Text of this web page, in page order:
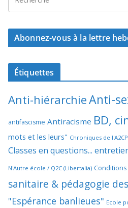
Abonnez-vous à la lettre
Étiquettes
Anti-hiérarchieAnti-
antifascisme Antiracisme BD,
mots et les leurs" Chroniques de
Classes en questions...
N'Autre école / Q2C (Libertalia) Conditions
sanitaire & pédagogie
"Espérance banlieues" Ecole